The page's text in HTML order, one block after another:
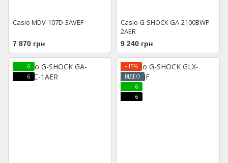
Casio MDV-107D-3AVEF
7 870 грн
Casio G-SHOCK GA-2100BWP-
2AER
9 240 грн
6
6
−15%
ВІДЕО
6
6